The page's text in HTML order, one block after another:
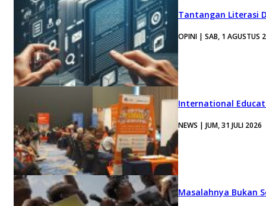
Tantangan Literasi
OPINI | SAB, 1 AGUSTUS
International
NEWS | JUM, 31 JULI 2026
Masalahnya Bukan